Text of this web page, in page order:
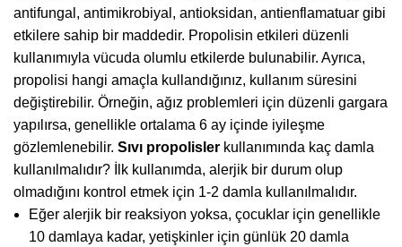
antifungal, antimikrobiyal, antioksidan, antienflamatuar gibi
etkilere sahip bir maddedir. Propolisin etkileri düzenli
kullanımıyla vücuda olumlu etkilerde bulunabilir. Ayrıca,
propolisi hangi amaçla kullandığınız, kullanım süresini
değiştirebilir. Örneğin, ağız problemleri için düzenli gargara
yapılırsa, genellikle ortalama 6 ay içinde iyileşme
gözlemlenebilir. Sıvı propolisler kullanımında kaç damla
kullanılmalıdır? İlk kullanımda, alerjik bir durum olup
olmadığını kontrol etmek için 1-2 damla kullanılmalıdır.
Eğer alerjik bir reaksiyon yoksa, çocuklar için genellikle
10 damlaya kadar, yetişkinler için günlük 20 damla